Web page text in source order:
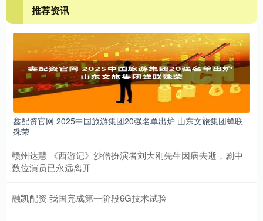
推荐资讯
鑫配资官网 2025中国旅游集团20强名单出炉 山东文旅集团蝉联
殊荣
赣州达慧 《西游记》沙僧扮演者刘大刚先生因病去逝，剧中
数位演员已永远离开
融凯配资 我国完成第一阶段6G技术试验